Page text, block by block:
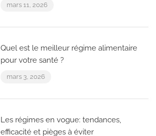
mars 11, 2026
Quel est le meilleur régime alimentaire
pour votre santé ?
mars 3, 2026
Les régimes en vogue: tendances,
efficacité et pièges à éviter